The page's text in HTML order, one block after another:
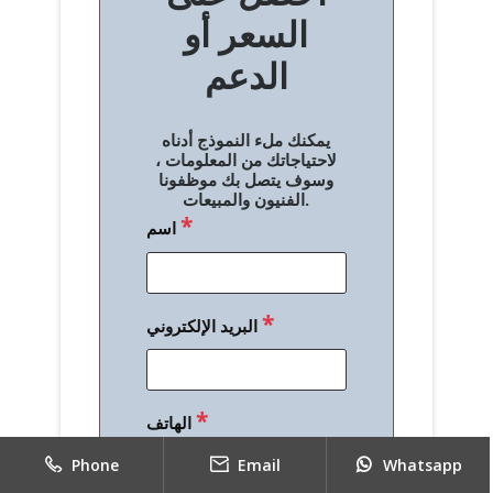
السعر أو
الدعم
يمكنك ملء النموذج أدناه
لاحتياجاتك من المعلومات ،
وسوف يتصل بك موظفونا
الفنيون والمبيعات.
اسم*
البريد الإلكتروني*
الهاتف*
Phone Email Whatsapp